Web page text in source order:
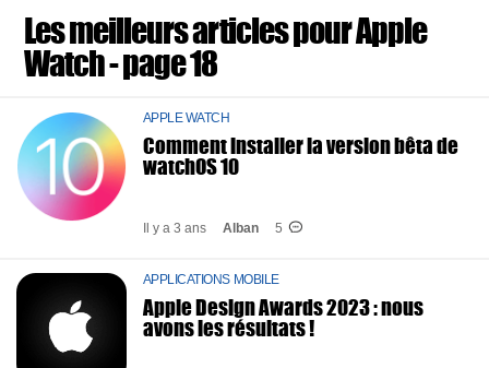
Les meilleurs articles pourApple
Watch - page 18
APPLE WATCH
Comment installer la version bêta de
watchOS 10
Il y a 3 ans Alban 5
APPLICATIONS MOBILE
Apple Design Awards 2023 : nous
avons les résultats !